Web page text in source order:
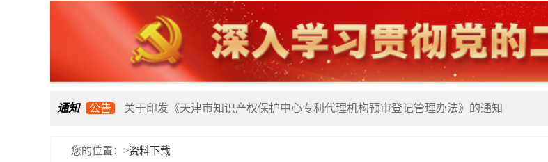
通知 公告
关于印发《天津市知识产权保护中心专利代理机构分级分类管理办法》的通知
关于印发《天津市知识产权保护中心专利代理机构预审登记管理办法》的通知
关于举办双维知产必修课：商标&软件著作权专题培训的通知
您的位置： >资料下载